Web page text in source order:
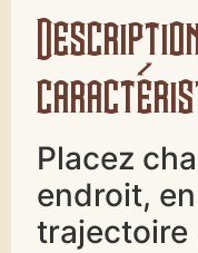
Placez
endroit,
trajectoire